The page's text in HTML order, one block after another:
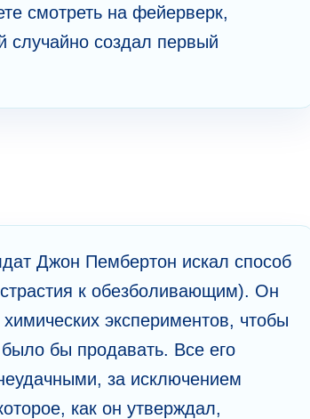
смотреть на фейерверк,
случайно создал первый
Джон Пембертон искал способ
к обезболивающим). Он
экспериментов, чтобы
бы продавать. Все его
за исключением
как он утверждал,